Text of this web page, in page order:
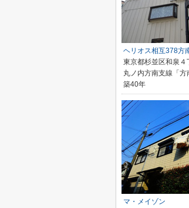
ヘリオス相互378方
東京都杉並区和泉４
丸ノ内方南支線「
築40年
マ・メイゾン